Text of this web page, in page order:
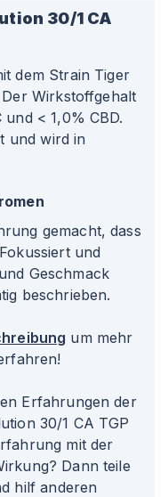
30/1 CA
dem Strain Tiger
Wirkstoffgehalt
< 1,0% CBD.
und wird in
gemacht, dass
und
Geschmack
beschrieben.
um mehr
Erfahrungen der
30/1 CA TGP
mit der
Dann teile
hilf anderen